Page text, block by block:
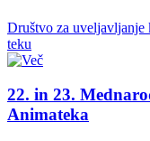
Društvo za
teku
22. in 23.
Animateka